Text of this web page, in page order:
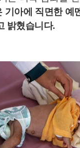
기아에 직면한 예
밝혔습니다.